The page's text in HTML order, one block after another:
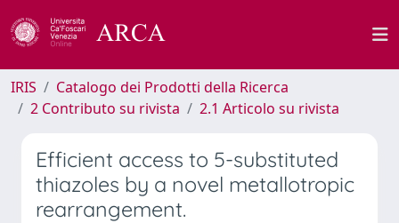
IRIS
Catalogo dei Prodotti della Ricerca
2 Contributo su rivista
2.1 Articolo su rivista
Efficient access to 5-substituted
thiazoles by a novel metallotropic
rearrangement.